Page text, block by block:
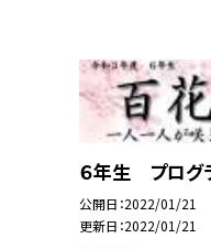
６年生 プログ
公開日 2022/01/21
更新日 2022/01/21